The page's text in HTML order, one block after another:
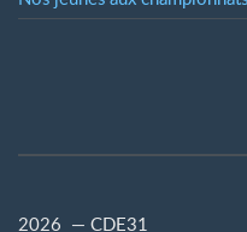
2026 — CDE31